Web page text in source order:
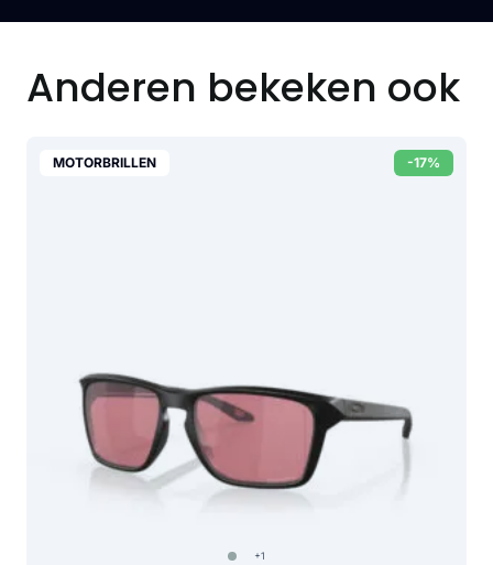
Anderen bekeken ook
-17%
MOTORBRILLEN
+1